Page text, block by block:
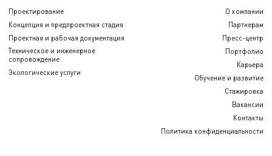
Проектирование
Концепция и предпроектная стадия
Проектная и рабочая документация
Техническое и инженерное
сопровождение
Экологические услуги
О компании
Партнерам
Пресс-центр
Портфолио
Карьера
Обучение и развитие
Стажировка
Вакансии
Контакты
Политика конфиденциальности